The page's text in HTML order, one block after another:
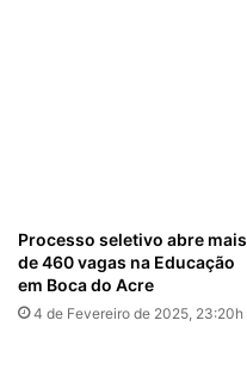
Processo seletivo abre mais
de 460 vagas na Educação
em Boca do Acre
4 de Fevereiro de 2025, 23:20h